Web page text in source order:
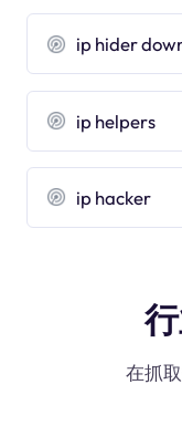
ip hider
ip helpers
ip hacker
在抓